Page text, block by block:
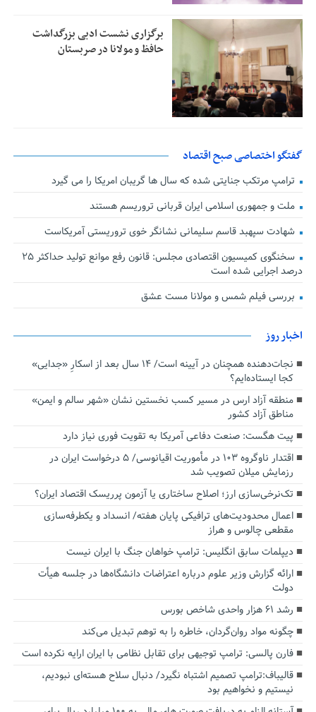
برگزاری نشست ادبی بزرگداشت
حافظ و مولانا در صربستان
گفتگو اختصاصی صبح اقتصاد
ترامپ مرتکب جنایتی شده که سال ها گریبان امریکا را می گیرد
ملت و جمهوری اسلامی ایران قربانی تروریسم هستند
شهادت سپهبد قاسم سلیمانی نشانگر خوی تروریستی آمریکاست
سخنگوی کمیسیون اقتصادی مجلس: قانون رفع موانع تولید حداکثر ۲۵
درصد اجرایی شده است
بررسی فیلم شمس و مولانا مست عشق
اخبار روز
نجات‌دهنده‌ همچنان در آیینه است/ ۱۴ سال بعد از اسکارِ «جدایی»
کجا ایستاده‌ایم؟
منطقه آزاد ارس در مسیر کسب نخستین نشان «شهر سالم و ایمن»
مناطق آزاد کشور
پیت هگست: صنعت دفاعی آمریکا به تقویت فوری نیاز دارد
اقتدار ناوگروه ۱۰۳ در مأموریت‌ اقیانوسی/ ۵ درخواست ایران در
رزمایش میلان تصویب شد
تک‌نرخی‌سازی ارز؛ اصلاح ساختاری یا آزمون پرریسک اقتصاد ایران؟
اعمال محدودیت‌های ترافیکی پایان هفته/ انسداد و یکطرفه‌سازی
مقطعی چالوس و هراز
دیپلمات سابق انگلیس:‌ ترامپ خواهان جنگ با ایران نیست
ارائه گزارش وزیر علوم درباره اعتراضات دانشگاه‌ها در جلسه هیأت
دولت
رشد ۶۱ هزار واحدی شاخص بورس
چگونه مواد روان‌گردان، خاطره را به توهم تبدیل می‌کند
فارن پالسی: ترامپ توجیهی برای تقابل نظامی با ایران ارایه نکرده است
قالیباف:ترامپ تصمیم اشتباه نگیرد/ دنبال سلاح هسته‌ای نبودیم،
نیستیم و نخواهیم بود